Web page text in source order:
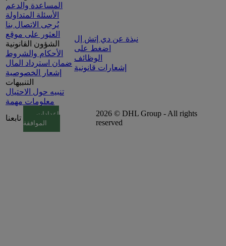
المساعدة والدعم
الأسئلة المتداولة
يُرجى الاتصال بنا
العثور على موقع
الشؤون القانونية
الأحكام والشروط
ضمان استرداد المال
إشعار الخصوصية
التنبيهات
تنبيه حول الاحتيال
معلومات مهمة
نبذة عن دي إتش إل
اضغط على
الوظائف
إشعارات قانونية
تابعنا
إعدادات
الموافقة
2026 © DHL Group - All rights
reserved